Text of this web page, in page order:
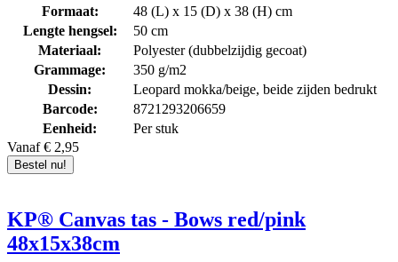
Formaat:
48 (L) x 15 (D) x 38 (H) cm
Lengte hengsel:
50 cm
Materiaal:
Polyester (dubbelzijdig gecoat)
Grammage:
350 g/m2
Dessin:
Leopard mokka/beige, beide zijden bedrukt
Barcode:
8721293206659
Eenheid:
Per stuk
Vanaf € 2,95
Bestel nu!
KP® Canvas tas - Bows red/pink
48x15x38cm